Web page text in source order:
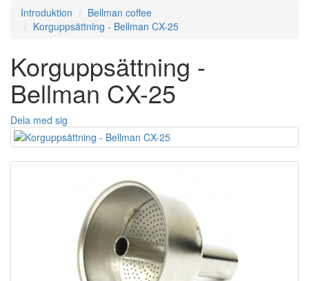
Introduktion
Bellman coffee
Korguppsättning - Bellman CX-25
Korguppsättning -
Bellman CX-25
Dela med sig